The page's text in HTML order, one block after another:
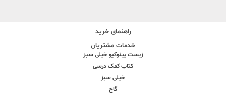
راهنمای خرید
خدمات مشتریان
زیست پینوکیو خیلی سبز
کتاب کمک درسی
خیلی سبز
گاج